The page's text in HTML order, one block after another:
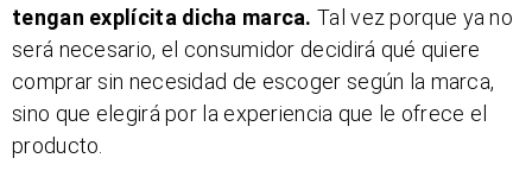
tengan explícita dicha marca. Tal vez porque ya no
será necesario, el consumidor decidirá qué quiere
comprar sin necesidad de escoger según la marca,
sino que elegirá por la experiencia que le ofrece el
producto.